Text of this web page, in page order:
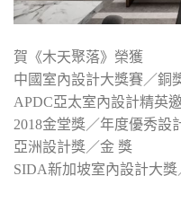
賀《木天聚落》榮獲
中國室內設計大獎賽／銅
APDC亞太室內設計精英
2018金堂獎／年度優秀設
亞洲設計獎／金 獎
SIDA新加坡室內設計大獎